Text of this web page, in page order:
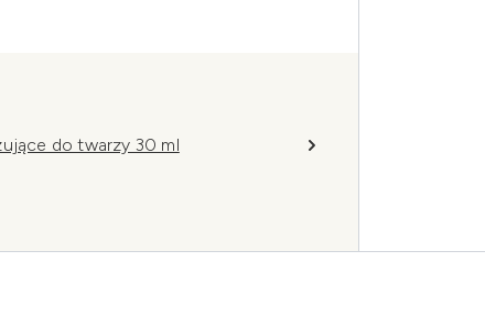
do twarzy 30 ml